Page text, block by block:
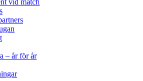
– år för år